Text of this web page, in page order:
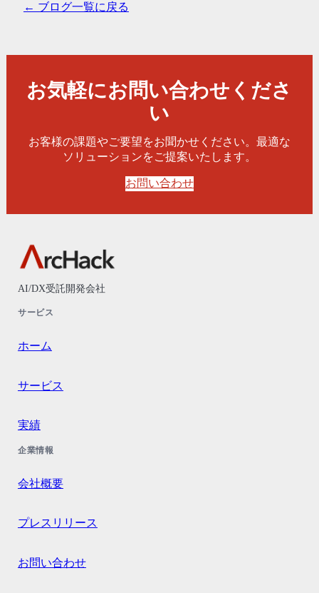
← ブログ一覧に戻る
お気軽にお問い合わせくださ
い
お客様の課題やご要望をお聞かせください。最適な
ソリューションをご提案いたします。
お問い合わせ
AI/DX受託開発会社
サービス
ホーム
サービス
実績
企業情報
会社概要
プレスリリース
お問い合わせ